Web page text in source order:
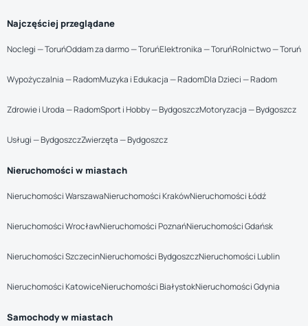
Najczęściej przeglądane
Noclegi — ToruńOddam za darmo — ToruńElektronika — ToruńRolnictwo — Toruń
Wypożyczalnia — RadomMuzyka i Edukacja — RadomDla Dzieci — Radom
Zdrowie i Uroda — RadomSport i Hobby — BydgoszczMotoryzacja — Bydgoszcz
Usługi — BydgoszczZwierzęta — Bydgoszcz
Nieruchomości w miastach
Nieruchomości WarszawaNieruchomości KrakówNieruchomości Łódź
Nieruchomości WrocławNieruchomości PoznańNieruchomości Gdańsk
Nieruchomości SzczecinNieruchomości BydgoszczNieruchomości Lublin
Nieruchomości KatowiceNieruchomości BiałystokNieruchomości Gdynia
Samochody w miastach